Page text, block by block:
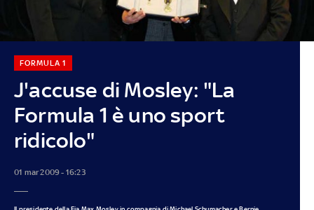
J'accuse di Mosley: "La
Formula 1 è uno sport
ridicolo"
FORMULA 1
01 mar 2009 - 16:23